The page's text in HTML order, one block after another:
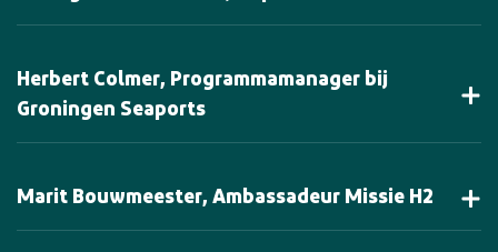
Herbert Colmer, Programmamanager bij
Groningen Seaports
Marit Bouwmeester, Ambassadeur Missie H2